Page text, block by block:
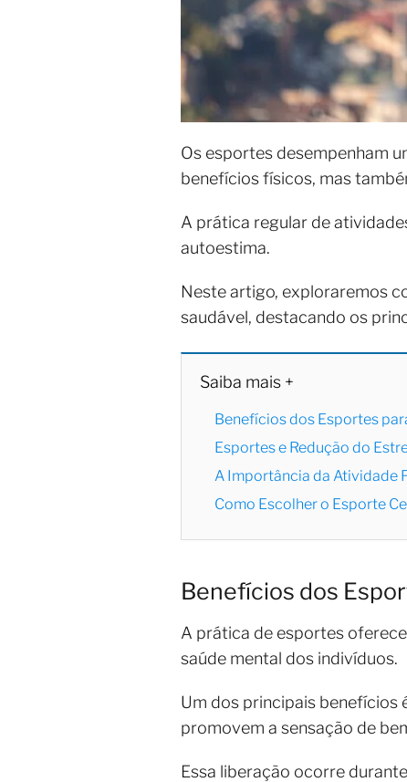
Os esportes desempenham
benefícios físicos, mas
A prática regular de
autoestima.
Neste artigo, exploraremos
saudável, destacando os
Saiba mais +
Benefícios dos Esportes
Esportes e Redução do
A Importância da Atividade
Como Escolher o Esporte
Benefícios dos
A prática de esportes
saúde mental dos indivíduos.
Um dos principais benefícios
promovem a sensação de
Essa liberação ocorre